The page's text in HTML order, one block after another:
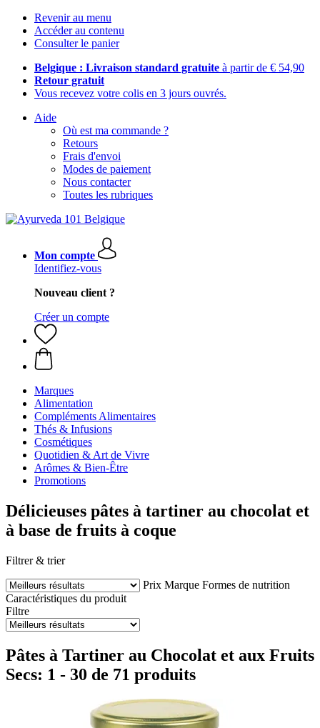
Revenir au menu
Accéder au contenu
Consulter le panier
Belgique : Livraison standard gratuite à partir de € 54,90
Retour gratuit
Vous recevez votre colis en 3 jours ouvrés.
Aide
Où est ma commande ?
Retours
Frais d'envoi
Modes de paiement
Nous contacter
Toutes les rubriques
Mon compte
Identifiez-vous
Nouveau client ?
Créer un compte
Marques
Alimentation
Compléments Alimentaires
Thés & Infusions
Cosmétiques
Quotidien & Art de Vivre
Arômes & Bien-Être
Promotions
Délicieuses pâtes à tartiner au chocolat et
à base de fruits à coque
Filtrer & trier
Prix Marque Formes de nutrition
Caractéristiques du produit
Filtre
Pâtes à Tartiner au Chocolat et aux Fruits
Secs: 1 - 30 de 71 produits